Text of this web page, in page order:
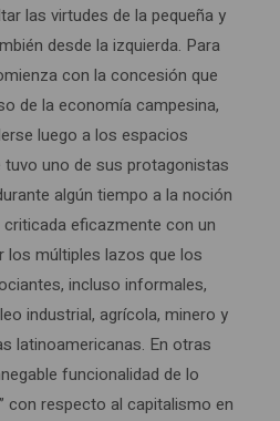
las virtudes de la pequeña y
desde la izquierda. Para
con la concesión que
de la economía campesina,
luego a los espacios
uno de sus protagonistas
algún tiempo a la noción
eficazmente con un
múltiples lazos que los
incluso informales,
industrial, agrícola, minero y
latinoamericanas. En otras
funcionalidad de lo
con respecto al capitalismo en